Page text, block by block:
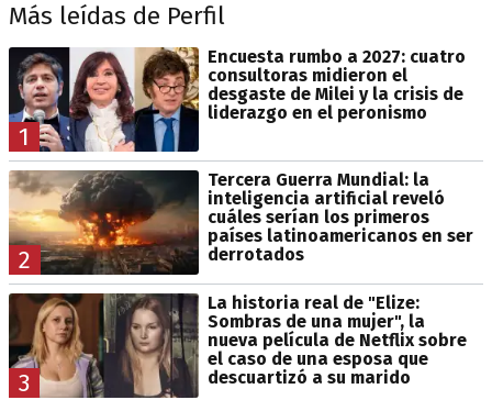
Más leídas de Perfil
1
Encuesta rumbo a 2027: cuatro
consultoras midieron el
desgaste de Milei y la crisis de
liderazgo en el peronismo
2
Tercera Guerra Mundial: la
inteligencia artificial reveló
cuáles serían los primeros
países latinoamericanos en ser
derrotados
3
La historia real de "Elize:
Sombras de una mujer", la
nueva película de Netflix sobre
el caso de una esposa que
descuartizó a su marido